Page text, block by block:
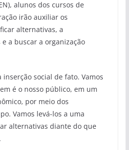
alunos dos cursos de
irão auxiliar os
alternativas, a
a buscar a organização
inserção social de fato. Vamos
é o nosso público, em um
por meio dos
Vamos levá-los a uma
alternativas diante do que